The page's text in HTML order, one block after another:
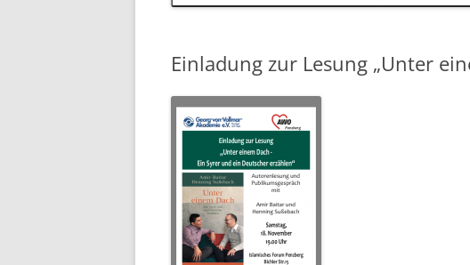
Einladung zur Lesung „Unter